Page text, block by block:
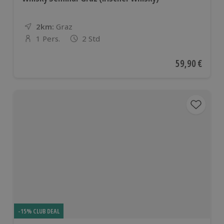
2km: Entfernung
Standort
Graz
Anzahl der Teilnehmer
1 Pers. 2 Std
Aktueller
59,90 €
-15% CLUB DEAL